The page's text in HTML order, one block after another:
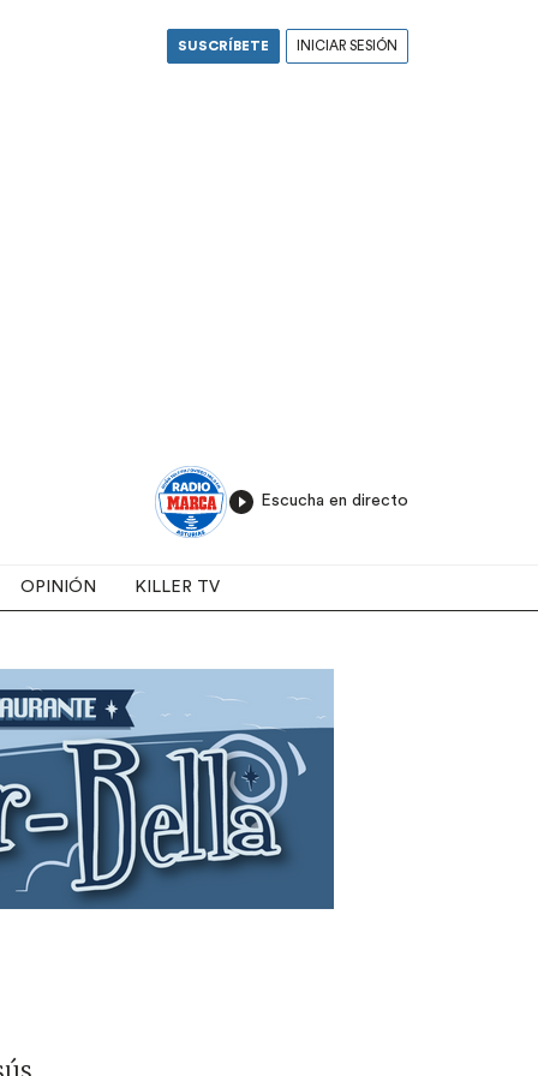
SUSCRÍBETE INICIAR SESIÓN
Escucha en directo
OPINIÓN KILLER TV